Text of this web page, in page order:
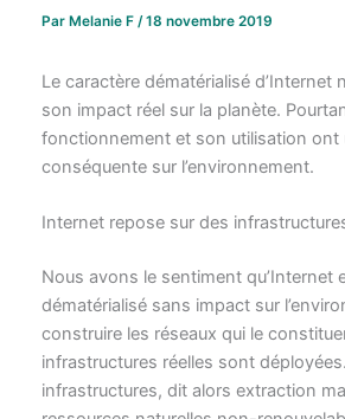
Par Melanie F /18 novembre 2019
Le caractère dématérialisé d’Internet
son impact réel sur la planète.
fonctionnement et son utilisation ont
conséquente sur l’environnement.
Internet repose sur des
Nous avons le sentiment qu’Internet
dématérialisé sans impact sur
construire les réseaux qui le
infrastructures réelles sont
infrastructures, dit alors extraction